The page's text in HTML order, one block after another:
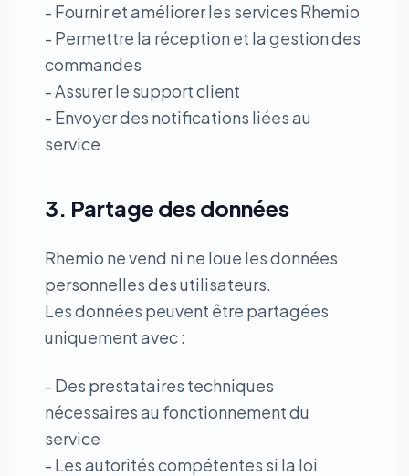
- Fournir et améliorer les services Rhemio
- Permettre la réception et la gestion des
commandes
- Assurer le support client
- Envoyer des notifications liées au
service
3. Partage des données
Rhemio ne vend ni ne loue les données
personnelles des utilisateurs.
Les données peuvent être partagées
uniquement avec :
- Des prestataires techniques
nécessaires au fonctionnement du
service
- Les autorités compétentes si la loi